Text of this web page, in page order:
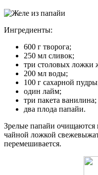
Ингредиенты:
600 г творога;
250 мл сливок;
три столовых ложки
200 мл воды;
100 г сахарной
один лайм;
три пакета ванилина;
два плода папайи.
Зрелые папайи очищаются
чайной ложкой
перемешивается.